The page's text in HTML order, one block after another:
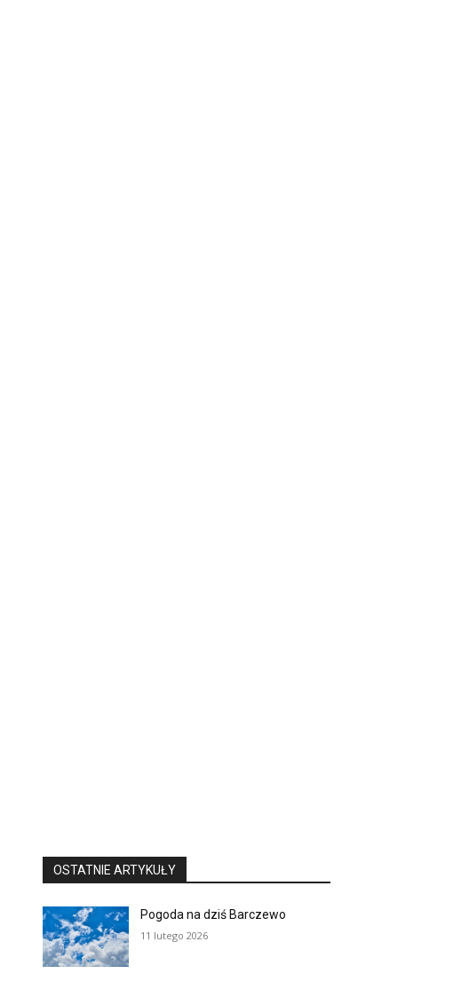
OSTATNIE ARTYKUŁY
Pogoda na dziś Barczewo
11 lutego 2026